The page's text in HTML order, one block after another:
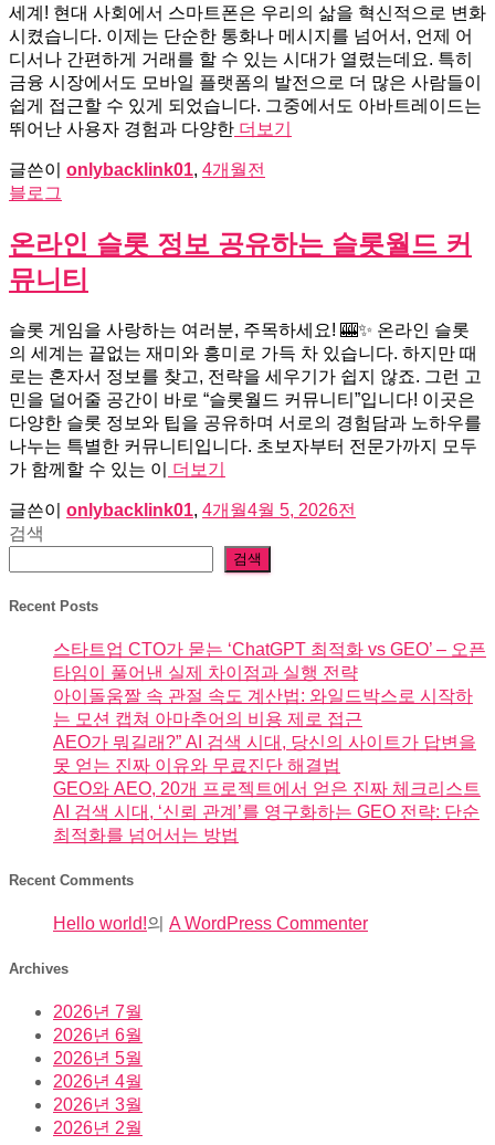
세계! 현대 사회에서 스마트폰은 우리의 삶을 혁신적으로 변화
시켰습니다. 이제는 단순한 통화나 메시지를 넘어서, 언제 어
디서나 간편하게 거래를 할 수 있는 시대가 열렸는데요. 특히
금융 시장에서도 모바일 플랫폼의 발전으로 더 많은 사람들이
쉽게 접근할 수 있게 되었습니다. 그중에서도 아바트레이드는
뛰어난 사용자 경험과 다양한 더보기
글쓴이 onlybacklink01, 4개월전
블로그
온라인 슬롯 정보 공유하는 슬롯월드 커
뮤니티
슬롯 게임을 사랑하는 여러분, 주목하세요! 🎰✨ 온라인 슬롯
의 세계는 끝없는 재미와 흥미로 가득 차 있습니다. 하지만 때
로는 혼자서 정보를 찾고, 전략을 세우기가 쉽지 않죠. 그런 고
민을 덜어줄 공간이 바로 “슬롯월드 커뮤니티”입니다! 이곳은
다양한 슬롯 정보와 팁을 공유하며 서로의 경험담과 노하우를
나누는 특별한 커뮤니티입니다. 초보자부터 전문가까지 모두
가 함께할 수 있는 이
더보기
글쓴이 onlybacklink01, 4개월4월 5, 2026전
검색
검색
Recent Posts
스타트업 CTO가 묻는 ‘ChatGPT 최적화 vs GEO’ – 오픈
타임이 풀어낸 실제 차이점과 실행 전략
아이돌움짤 속 관절 속도 계산법: 와일드박스로 시작하
는 모션 캡쳐 아마추어의 비용 제로 접근
AEO가 뭐길래?” AI 검색 시대, 당신의 사이트가 답변을
못 얻는 진짜 이유와 무료진단 해결법
GEO와 AEO, 20개 프로젝트에서 얻은 진짜 체크리스트
AI 검색 시대, ‘신뢰 관계’를 영구화하는 GEO 전략: 단순
최적화를 넘어서는 방법
Recent Comments
Hello world!의 A WordPress Commenter
Archives
2026년 7월
2026년 6월
2026년 5월
2026년 4월
2026년 3월
2026년 2월